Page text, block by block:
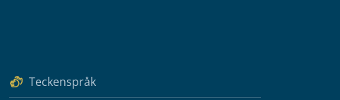
Teckenspråk